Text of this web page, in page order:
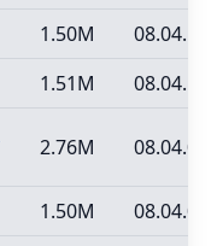
1.50M
08.04.12
1.51M
08.04.12
2.76M 08.04.06
1.50M
08.04.02